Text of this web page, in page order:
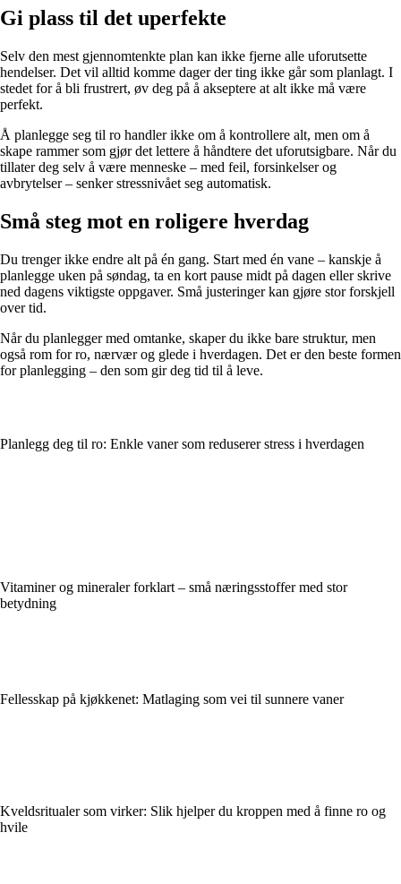
Gi plass til det uperfekte
Selv den mest gjennomtenkte plan kan ikke fjerne alle uforutsette
hendelser. Det vil alltid komme dager der ting ikke går som planlagt. I
stedet for å bli frustrert, øv deg på å akseptere at alt ikke må være
perfekt.
Å planlegge seg til ro handler ikke om å kontrollere alt, men om å
skape rammer som gjør det lettere å håndtere det uforutsigbare. Når du
tillater deg selv å være menneske – med feil, forsinkelser og
avbrytelser – senker stressnivået seg automatisk.
Små steg mot en roligere hverdag
Du trenger ikke endre alt på én gang. Start med én vane – kanskje å
planlegge uken på søndag, ta en kort pause midt på dagen eller skrive
ned dagens viktigste oppgaver. Små justeringer kan gjøre stor forskjell
over tid.
Når du planlegger med omtanke, skaper du ikke bare struktur, men
også rom for ro, nærvær og glede i hverdagen. Det er den beste formen
for planlegging – den som gir deg tid til å leve.
Planlegg deg til ro: Enkle vaner som reduserer stress i hverdagen
Vitaminer og mineraler forklart – små næringsstoffer med stor
betydning
Fellesskap på kjøkkenet: Matlaging som vei til sunnere vaner
Kveldsritualer som virker: Slik hjelper du kroppen med å finne ro og
hvile